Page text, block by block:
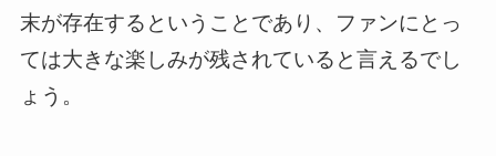
末が存在するということであり、ファンにとっ
ては大きな楽しみが残されていると言えるでし
ょう。